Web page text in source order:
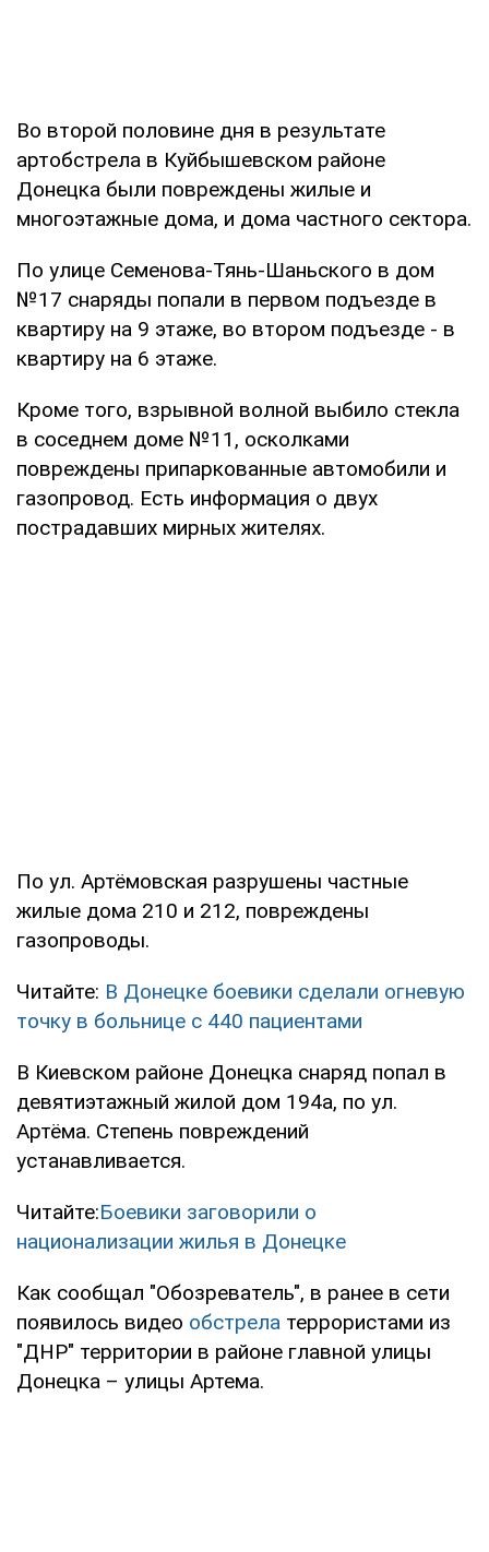
Во второй половине дня в результате
артобстрела в Куйбышевском районе
Донецка были повреждены жилые и
многоэтажные дома, и дома частного сектора.
По улице Семенова-Тянь-Шаньского в дом
№17 снаряды попали в первом подъезде в
квартиру на 9 этаже, во втором подъезде - в
квартиру на 6 этаже.
Кроме того, взрывной волной выбило стекла
в соседнем доме №11, осколками
повреждены припаркованные автомобили и
газопровод. Есть информация о двух
пострадавших мирных жителях.
По ул. Артёмовская разрушены частные
жилые дома 210 и 212, повреждены
газопроводы.
Читайте: В Донецке боевики сделали огневую
точку в больнице с 440 пациентами
В Киевском районе Донецка снаряд попал в
девятиэтажный жилой дом 194а, по ул.
Артёма. Степень повреждений
устанавливается.
Читайте:Боевики заговорили о
национализации жилья в Донецке
Как сообщал "Обозреватель", в ранее в сети
появилось видео обстрела террористами из
"ДНР" территории в районе главной улицы
Донецка – улицы Артема.